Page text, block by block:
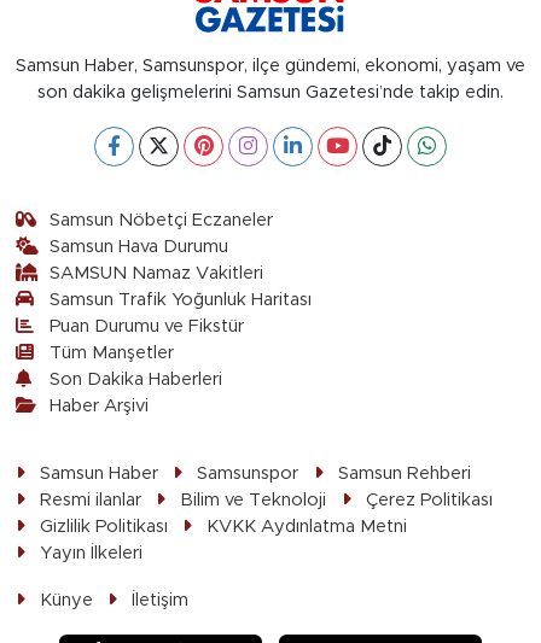
Samsun Haber, Samsunspor, ilçe gündemi, ekonomi, yaşam ve
son dakika gelişmelerini Samsun Gazetesi’nde takip edin.
Samsun Nöbetçi Eczaneler
Samsun Hava Durumu
SAMSUN Namaz Vakitleri
Samsun Trafik Yoğunluk Haritası
Puan Durumu ve Fikstür
Tüm Manşetler
Son Dakika Haberleri
Haber Arşivi
Samsun Haber Samsunspor
Samsun Rehberi
Resmi ilanlar
Bilim ve Teknoloji
Çerez Politikası
Gizlilik Politikası
KVKK Aydınlatma Metni
Yayın İlkeleri
Künye İletişim